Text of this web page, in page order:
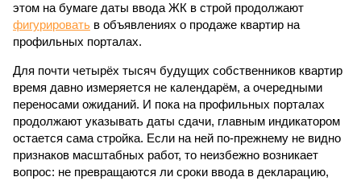
этом на бумаге даты ввода ЖК в строй продолжают
фигурировать в объявлениях о продаже квартир на
профильных порталах.
Для почти четырёх тысяч будущих собственников квартир
время давно измеряется не календарём, а очередными
переносами ожиданий. И пока на профильных порталах
продолжают указывать даты сдачи, главным индикатором
остается сама стройка. Если на ней по-прежнему не видно
признаков масштабных работ, то неизбежно возникает
вопрос: не превращаются ли сроки ввода в декларацию,